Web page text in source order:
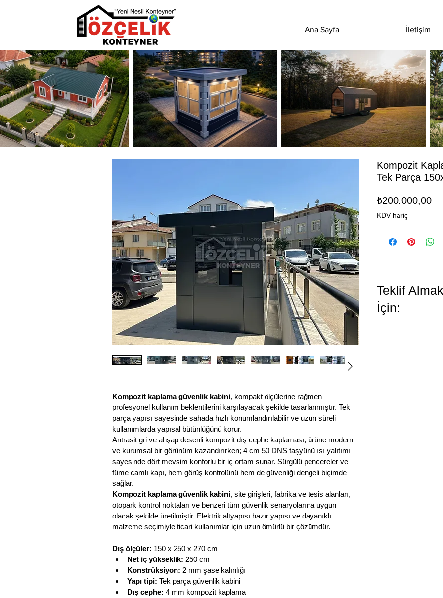
Ana Sayfa İletişim
Kompozit kaplama güvenlik kabini, kompakt ölçülerine rağmen
profesyonel kullanım beklentilerini karşılayacak şekilde tasarlanmıştır. Tek
parça yapısı sayesinde sahada hızlı konumlandırılabilir ve uzun süreli
kullanımlarda yapısal bütünlüğünü korur.
Antrasit gri ve ahşap desenli kompozit dış cephe kaplaması, ürüne modern
ve kurumsal bir görünüm kazandırırken; 4 cm 50 DNS taşyünü ısı yalıtımı
sayesinde dört mevsim konforlu bir iç ortam sunar. Sürgülü pencereler ve
füme camlı kapı, hem görüş kontrolünü hem de güvenliği dengeli biçimde
sağlar.
Kompozit kaplama güvenlik kabini, site girişleri, fabrika ve tesis alanları,
otopark kontrol noktaları ve benzeri tüm güvenlik senaryolarına uygun
olacak şekilde üretilmiştir. Elektrik altyapısı hazır yapısı ve dayanıklı
malzeme seçimiyle ticari kullanımlar için uzun ömürlü bir çözümdür.
Dış ölçüler: 150 x 250 x 270 cm
Net iç yükseklik: 250 cm
Konstrüksiyon: 2 mm şase kalınlığı
Yapı tipi: Tek parça güvenlik kabini
Dış cephe: 4 mm kompozit kaplama
Kompozit
Tek Parça
₺200.000,00
KDV hariç
Teklif Almak
İçin: